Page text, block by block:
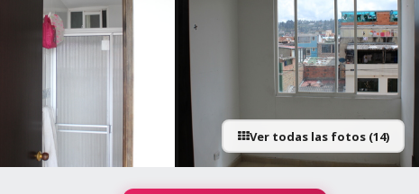
Ver todas las fotos (14)